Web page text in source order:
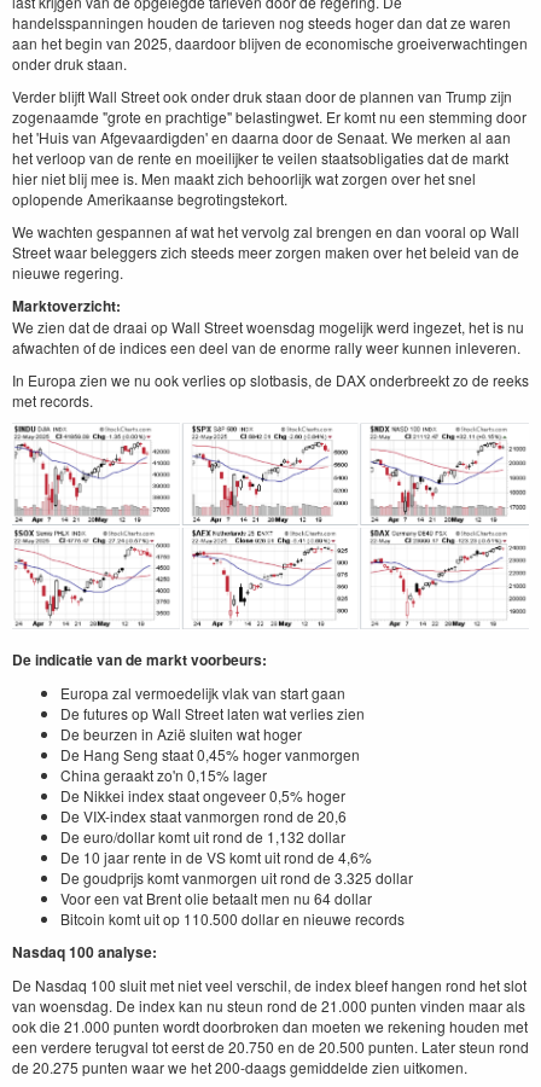
handelsspanningen houden de tarieven nog steeds hoger dan dat ze waren
aan het begin van 2025, daardoor blijven de economische groeiverwachtingen
onder druk staan.
Verder blijft Wall Street ook onder druk staan door de plannen van Trump zijn
zogenaamde "grote en prachtige" belastingwet. Er komt nu een stemming door
het 'Huis van Afgevaardigden' en daarna door de Senaat. We merken al aan
het verloop van de rente en moeilijker te veilen staatsobligaties dat de markt
hier niet blij mee is. Men maakt zich behoorlijk wat zorgen over het snel
oplopende Amerikaanse begrotingstekort.
We wachten gespannen af wat het vervolg zal brengen en dan vooral op Wall
Street waar beleggers zich steeds meer zorgen maken over het beleid van de
nieuwe regering.
Marktoverzicht:
We zien dat de draai op Wall Street woensdag mogelijk werd ingezet, het is nu
afwachten of de indices een deel van de enorme rally weer kunnen inleveren.
In Europa zien we nu ook verlies op slotbasis, de DAX onderbreekt zo de reeks
met records.
De indicatie van de markt voorbeurs:
Europa zal vermoedelijk vlak van start gaan
De futures op Wall Street laten wat verlies zien
De beurzen in Azië sluiten wat hoger
De Hang Seng staat 0,45% hoger vanmorgen
China geraakt zo'n 0,15% lager
De Nikkei index staat ongeveer 0,5% hoger
De VIX-index staat vanmorgen rond de 20,6
De euro/dollar komt uit rond de 1,132 dollar
De 10 jaar rente in de VS komt uit rond de 4,6%
De goudprijs komt vanmorgen uit rond de 3.325 dollar
Voor een vat Brent olie betaalt men nu 64 dollar
Bitcoin komt uit op 110.500 dollar en nieuwe records
Nasdaq 100 analyse:
De Nasdaq 100 sluit met niet veel verschil, de index bleef hangen rond het slot
van woensdag. De index kan nu steun rond de 21.000 punten vinden maar als
ook die 21.000 punten wordt doorbroken dan moeten we rekening houden met
een verdere terugval tot eerst de 20.750 en de 20.500 punten. Later steun rond
de 20.275 punten waar we het 200-daags gemiddelde zien uitkomen.